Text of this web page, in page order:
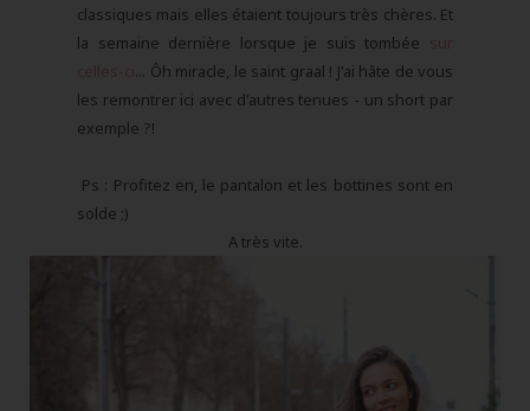
classiques mais elles étaient toujours très chères. Et
la semaine dernière lorsque je suis tombée
... Ôh miracle, le saint graal ! J'ai hâte de vous
les remontrer ici avec d'autres tenues - un short par
exemple ?!
Ps : Profitez en, le pantalon et les bottines sont en
solde ;)
A très vite.